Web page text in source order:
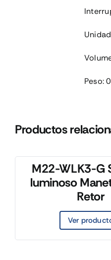
Peso:
Productos
M22-WLK3-G
luminoso
Retor
Ver